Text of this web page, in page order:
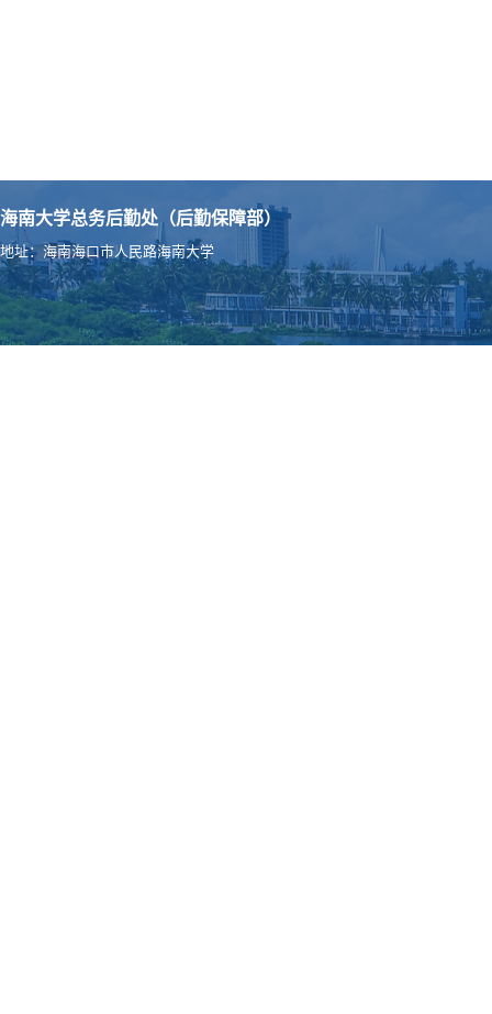
海南大学总务后勤处（后勤保障部）
地址：海南海口市人民路海南大学